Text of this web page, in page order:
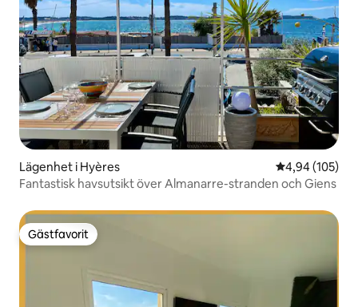
Lägenhet i Hyères 4,94 av 5 i
4,94 (105)
Fantastisk havsutsikt över Almanarre-stranden och Giens
Gästfavorit
Gästfavorit